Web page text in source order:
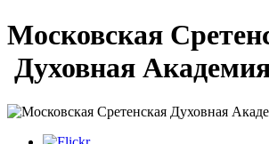
Московская
Духовная